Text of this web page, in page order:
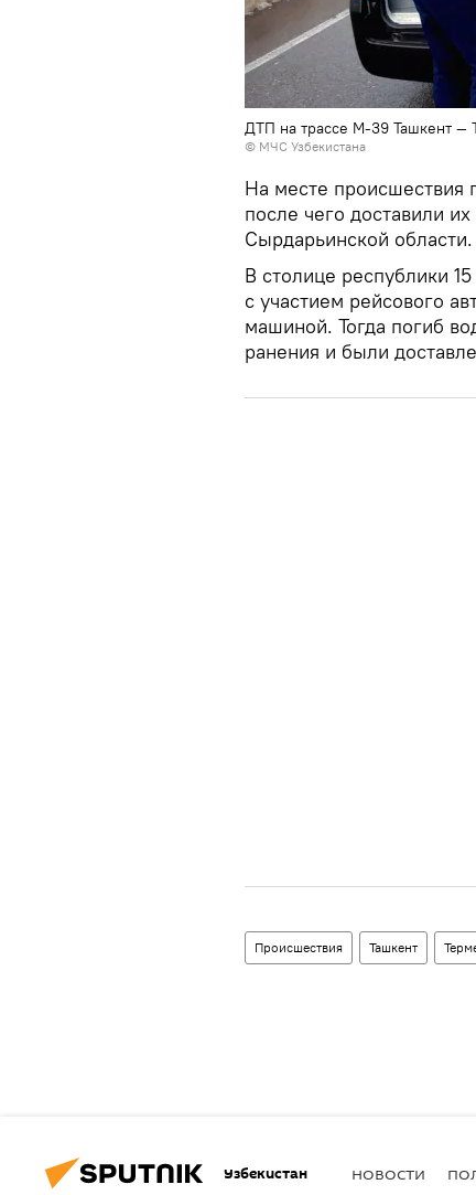
ДТП на трассе М-39 Ташкент —
© МЧС Узбекистана
На месте происшествия
после чего доставили
Сырдарьинской области.
В столице республики
с участием рейсового
машиной. Тогда погиб
ранения и были
Происшествия Ташкент
Узбекистан НОВОСТИ